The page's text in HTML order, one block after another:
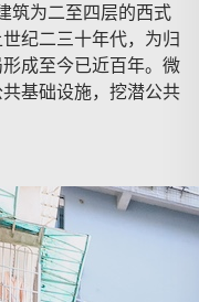
筑为二至四层的西式
纪二三十年代，为归
成至今已近百年。微
基础设施，挖潜公共